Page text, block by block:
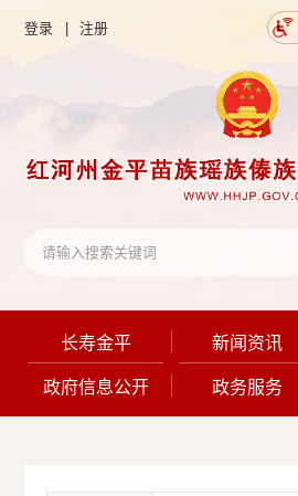
登录 | 注册
长寿金平 新闻资讯
政府信息公开 政务服务